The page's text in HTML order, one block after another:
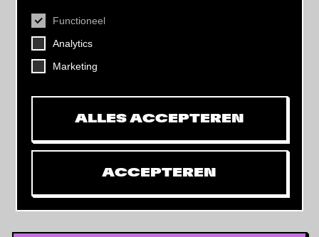
Functioneel
Analytics
Marketing
ALLES ACCEPTEREN
ACCEPTEREN
CONTACT
Helling 7, 3523 CB Utrecht
Toegankelijkheids­verklaringMijn tickets